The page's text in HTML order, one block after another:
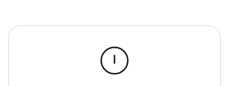
Casacos e Jaquetas